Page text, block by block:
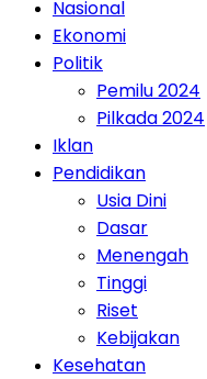
Nasional
Ekonomi
Politik
Pemilu 2024
Pilkada 2024
Iklan
Pendidikan
Usia Dini
Dasar
Menengah
Tinggi
Riset
Kebijakan
Kesehatan